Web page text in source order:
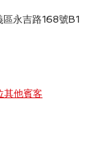
永吉路168號B1
其他賓客